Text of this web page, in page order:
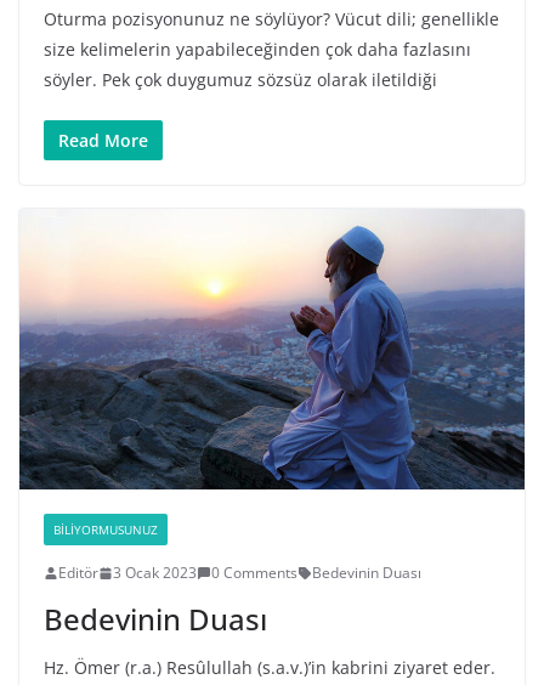
Oturma pozisyonunuz ne söylüyor? Vücut dili; genellikle
size kelimelerin yapabileceğinden çok daha fazlasını
söyler. Pek çok duygumuz sözsüz olarak iletildiği
Read More
BILIYORMUSUNUZ
Editör 3 Ocak 2023 0 Comments Bedevinin Duası
Bedevinin Duası
Hz. Ömer (r.a.) Resûlullah (s.a.v.)’in kabrini ziyaret eder.